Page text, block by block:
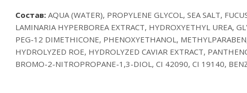
Состав: AQUA (WATER), PROPYLENE GLYCOL, SEA SALT,
LAMINARIA HYPERBOREA EXTRACT, HYDROXYETHYL UREA,
PEG-12 DIMETHICONE, PHENOXYETHANOL,
HYDROLYZED ROE, HYDROLYZED CAVIAR EXTRACT,
BROMO-2-NITROPROPANE-1,3-DIOL, CI 42090, CI 19140,